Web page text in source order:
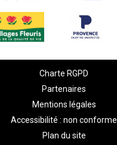
Charte RGPD
Partenaires
Mentions légales
Accessibilité : non conforme
Plan du site